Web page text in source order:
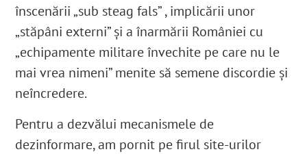
înscenării „sub steag fals” , implicării unor
„stăpâni externi” și a înarmării României cu
„echipamente militare învechite pe care nu le
mai vrea nimeni” menite să semene discordie și
neîncredere.
Pentru a dezvălui mecanismele de
dezinformare, am pornit pe firul site-urilor